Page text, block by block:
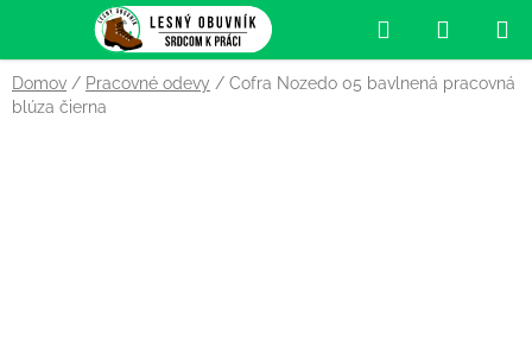
obsah
Hľadať
KOŠÍK
Domov / Pracovné odevy / Cofra Nozedo 05 bavlnená pracovná
blúza čierna